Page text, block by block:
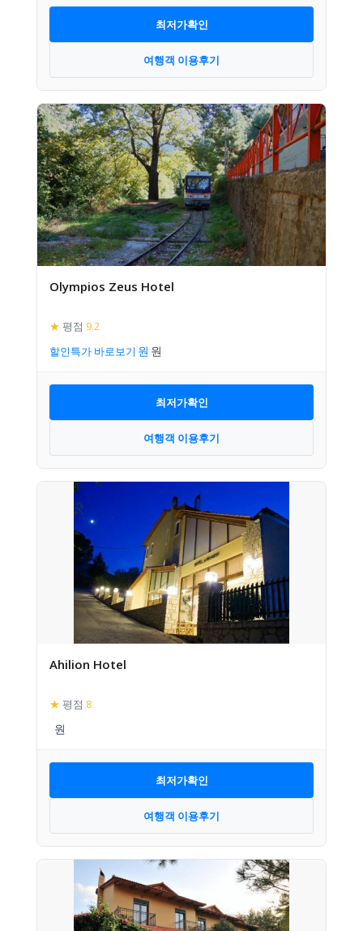
최저가확인
여행객 이용후기
Olympios Zeus Hotel
★ 평점 9.2
할인특가 바로보기
최저가확인
여행객 이용후기
Ahilion Hotel
★ 평점 8
최저가확인
여행객 이용후기